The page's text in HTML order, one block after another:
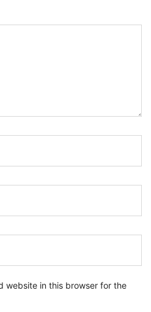
website in this browser for the